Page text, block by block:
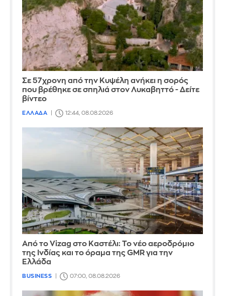
Σε 57χρονη από την Κυψέλη ανήκει η σορός
που βρέθηκε σε σπηλιά στον Λυκαβηττό - Δείτε
βίντεο
ΕΛΛΑΔΑ 12:44, 08.08.2026
Από το Vizag στο Καστέλι: Το νέο αεροδρόμιο
της Ινδίας και το όραμα της GMR για την
Ελλάδα
BUSINESS 07:00, 08.08.2026